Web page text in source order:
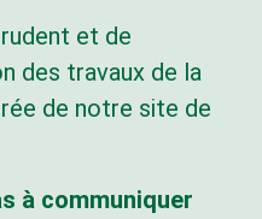
Samedi et
:
info@valoris-
estrie.com
et de
des travaux de la
de notre site de
à communiquer